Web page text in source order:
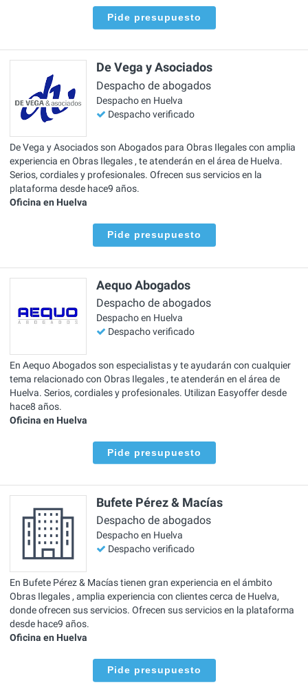
Pide presupuesto
De Vega y Asociados
Despacho de abogados
Despacho en Huelva
Despacho verificado
De Vega y Asociados son Abogados para Obras Ilegales con amplia
experiencia en Obras Ilegales , te atenderán en el área de Huelva.
Serios, cordiales y profesionales. Ofrecen sus servicios en la
plataforma desde hace9 años.
Oficina en Huelva
Pide presupuesto
Aequo Abogados
Despacho de abogados
Despacho en Huelva
Despacho verificado
En Aequo Abogados son especialistas y te ayudarán con cualquier
tema relacionado con Obras Ilegales , te atenderán en el área de
Huelva. Serios, cordiales y profesionales. Utilizan Easyoffer desde
hace8 años.
Oficina en Huelva
Pide presupuesto
Bufete Pérez & Macías
Despacho de abogados
Despacho en Huelva
Despacho verificado
En Bufete Pérez & Macías tienen gran experiencia en el ámbito
Obras Ilegales , amplia experiencia con clientes cerca de Huelva,
donde ofrecen sus servicios. Ofrecen sus servicios en la plataforma
desde hace9 años.
Oficina en Huelva
Pide presupuesto